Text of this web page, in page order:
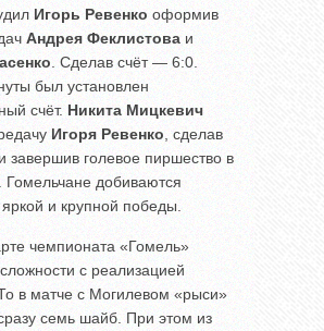
Игорь Ревенко оформив
Андрея Феклистова и
. Сделав счёт — 6:0.
был установлен
счёт. Никита Мицкевич
Игоря Ревенко , сделав
завершив голевое пиршество в
Гомельчане добиваются
и крупной победы.
чемпионата «Гомель»
с реализацией
в матче с Могилевом «рыси»
семь шайб. При этом из